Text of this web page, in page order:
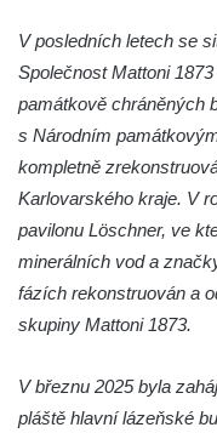
Bývalý špitál čp. 60
Dělnický dům čp.
Zemědělský dvůr
Cítolibech
Bývalý cukrovar
Sluneční hodiny u
Památník bývalého
zaniklé místní
V posledních letech se
Společnost Mattoni
památkově chráněných
s Národním
kompletně
Karlovarského kraje. V
pavilonu Löschner, ve
minerálních vod a
fázích rekonstruován a
skupiny Mattoni 1873.
V březnu 2025 byla
pláště hlavní lázeňské